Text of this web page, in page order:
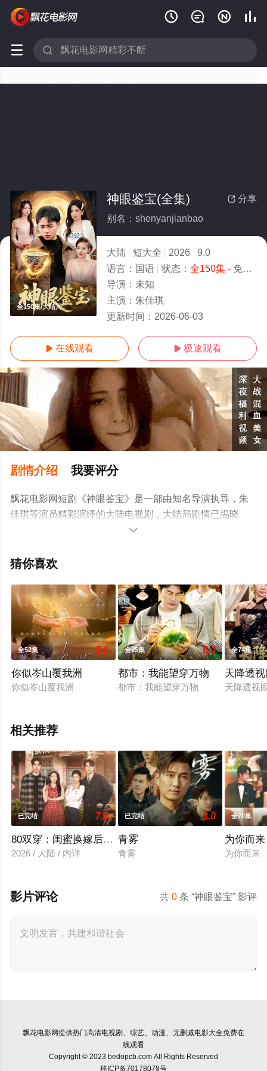
   
 
全150集/大结局
 分享
神眼鉴宝(全集)
别名：shenyanjianbao
大陆 短大全 2026
9.0
语言： 国语 状态： 全150集- 免费在线观看
导演： 未知
主演： 朱佳琪
更新时间： 2026-06-03
 在线观看  极速观看
剧情介绍 我要评分
飘花电影网短剧《神眼鉴宝》是一部由知名导演执导，朱
佳琪等演员精彩演绎的大陆电视剧，大结局剧情已揭晓
（全150集），手机免费观看高清未删减完整版电视剧全集
猫或剧情网等平台了解。

猜你喜欢
全52集 5.0
你似岑山覆我洲
你似岑山覆我洲
全85集 6.0
都市：我能望穿万物
都市：我能望穿万物
全74集
天降透
天降透视
相关推荐
已完结 7.0
80双穿：闺蜜换嫁后赢麻了
2026 / 大陆 / 内详
已完结 3.0
青雾
青雾
全70集
为你而来
为你而来
共0 条 “神眼鉴宝” 影评
影片评论
飘花电影网提供热门高清电视剧、综艺、动漫、无删减电影大全免费在
线观看
Copyright © 2023 bedopcb.com All Rights Reserved
桂ICP备70178078号